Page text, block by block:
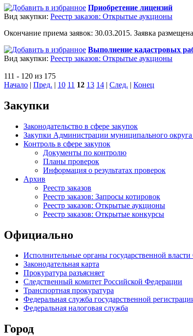
Приобретение лицензий
Вид закупки: Реестр заказов: Открытые аукционы
Окончание приема заявок: 30.03.2015. Заявка
Выполнение кадастровых
Вид закупки: Реестр заказов: Открытые аукционы
111 - 120 из 175
Начало | Пред. | 10 11 12 13 14 | След. | Конец
Закупки
Законодательство в сфере закупок
Закупки Администрации муниципального
Контроль в сфере закупок
Документы по контролю
Планы проверок
Информация о результатах проверок
Архив
Реестр заказов
Реестр заказов: Запросы котировок
Реестр заказов: Открытые аукционы
Реестр заказов: Открытые конкурсы
Официально
Исполнительные органы государственной власти
Законодательная карта
Прокуратура разъясняет
Следственный комитет Российской Федерации
Транспортная прокуратура
Федеральная служба государственной
Федеральная налоговая служба
Город